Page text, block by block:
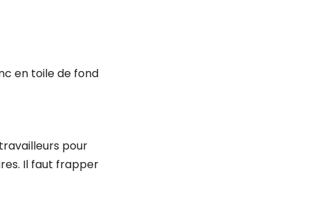
en toile de fond
pour
Il faut frapper